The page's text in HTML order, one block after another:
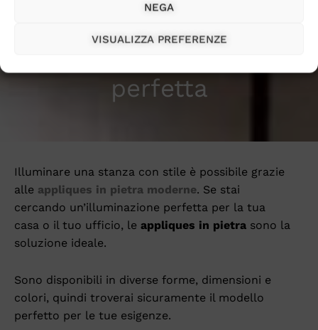
NEGA
VISUALIZZA PREFERENZE
moderne per
un’illuminazione
perfetta
Illuminare una stanza con stile è possibile grazie
alle appliques in pietra moderne. Se stai
cercando un’illuminazione perfetta per la tua
casa o il tuo ufficio, le appliques in pietra sono la
soluzione ideale.
Sono disponibili in diverse forme, dimensioni e
colori, quindi troverai sicuramente il modello
perfetto per le tue esigenze.